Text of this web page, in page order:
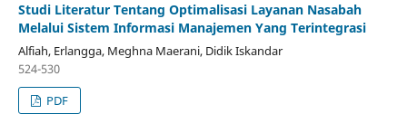
Studi Literatur Tentang Optimalisasi Layanan Nasabah
Melalui Sistem Informasi Manajemen Yang Terintegrasi
Alfiah, Erlangga, Meghna Maerani, Didik Iskandar
524-530
PDF